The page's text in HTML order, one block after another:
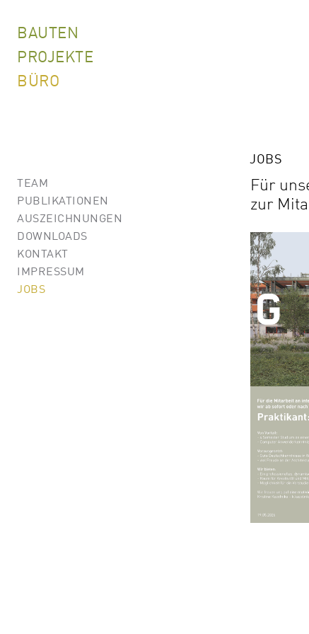
BAUTEN
PROJEKTE
BÜRO
TEAM
PUBLIKATIONEN
AUSZEICHNUNGEN
DOWNLOADS
KONTAKT
IMPRESSUM
JOBS
JOBS
Für
zur